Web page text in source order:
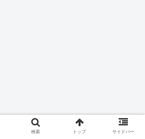
検索 トップ サイドバー